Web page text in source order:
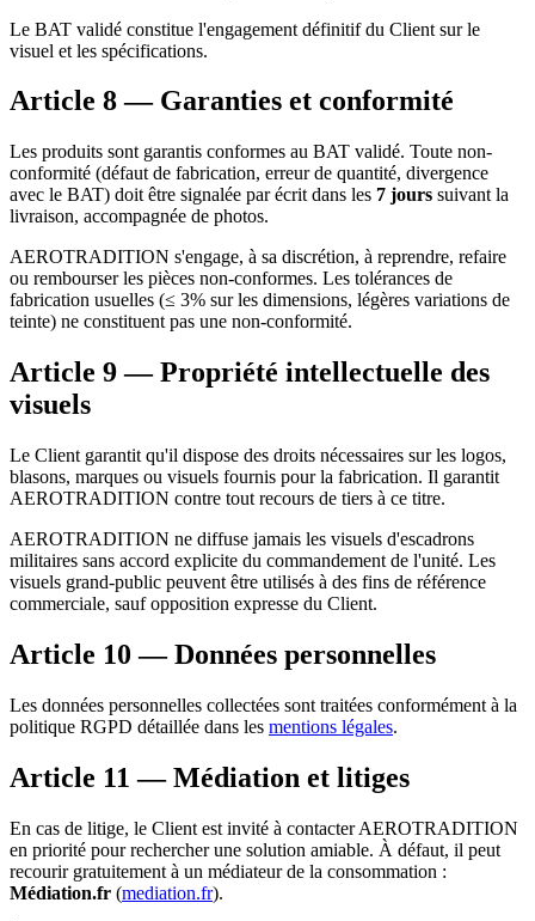
Le BAT validé constitue l'engagement définitif du Client sur le
visuel et les spécifications.
Article 8 — Garanties et conformité
Les produits sont garantis conformes au BAT validé. Toute non-
conformité (défaut de fabrication, erreur de quantité, divergence
avec le BAT) doit être signalée par écrit dans les 7 jours suivant la
livraison, accompagnée de photos.
AEROTRADITION s'engage, à sa discrétion, à reprendre, refaire
ou rembourser les pièces non-conformes. Les tolérances de
fabrication usuelles (≤ 3% sur les dimensions, légères variations de
teinte) ne constituent pas une non-conformité.
Article 9 — Propriété intellectuelle des
visuels
Le Client garantit qu'il dispose des droits nécessaires sur les logos,
blasons, marques ou visuels fournis pour la fabrication. Il garantit
AEROTRADITION contre tout recours de tiers à ce titre.
AEROTRADITION ne diffuse jamais les visuels d'escadrons
militaires sans accord explicite du commandement de l'unité. Les
visuels grand-public peuvent être utilisés à des fins de référence
commerciale, sauf opposition expresse du Client.
Article 10 — Données personnelles
Les données personnelles collectées sont traitées conformément à la
politique RGPD détaillée dans les mentions légales.
Article 11 — Médiation et litiges
En cas de litige, le Client est invité à contacter AEROTRADITION
en priorité pour rechercher une solution amiable. À défaut, il peut
recourir gratuitement à un médiateur de la consommation :
Médiation.fr (mediation.fr).